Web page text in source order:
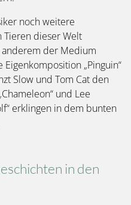
noch weitere
Tieren dieser Welt
der Medium
Eigenkomposition „Pinguin“
Slow und Tom Cat den
und Lee
erklingen in dem bunten
in den